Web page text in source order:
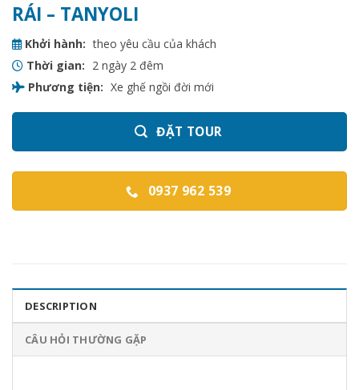
RÁI – TANYOLI
Khởi hành: theo yêu cầu của khách
Thời gian: 2 ngày 2 đêm
Phương tiện: Xe ghế ngồi đời mới
ĐẶT TOUR
0937 962 539
DESCRIPTION
CÂU HỎI THƯỜNG GẶP